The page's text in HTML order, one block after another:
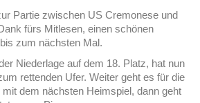
Partie zwischen US Cremonese und
fürs Mitlesen, einen schönen
zum nächsten Mal.
Niederlage auf dem 18. Platz, hat nun
rettenden Ufer. Weiter geht es für die
dem nächsten Heimspiel, dann geht